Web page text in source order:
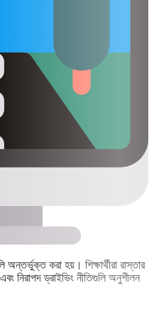
অন্তর্ভুক্ত করা হয়। শিক্ষার্থীরা রাস্তার
নিরাপদ ড্রাইভিং নীতিগুলি অনুশীলন